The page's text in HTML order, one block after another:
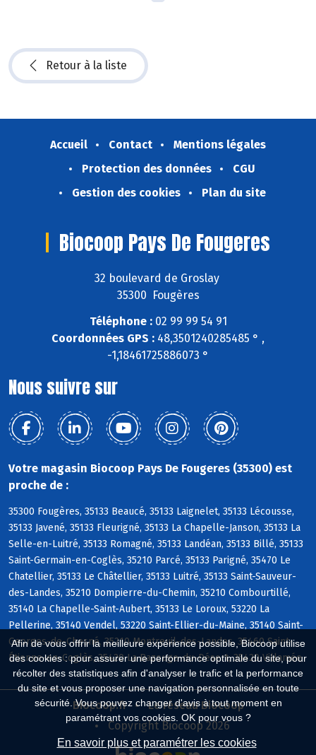
Afin de vous offrir la meilleure expérience possible, Biocoop utilise
des cookies : pour assurer une performance optimale du site, pour
récolter des statistiques afin d'analyser le trafic et la performance
du site et vous proposer une navigation personnalisée en toute
sécurité. Vous pouvez changer d'avis à tout moment en
paramétrant vos cookies. OK pour vous ?
En savoir plus et paramétrer les cookies
Retour à la liste
Accueil Contact
Mentions légales
Protection des données
CGU
Gestion des cookies
Plan du site
Biocoop Pays De Fougeres
32 boulevard de Groslay
35300 Fougères
Téléphone :02 99 99 54 91
Coordonnées GPS : 48,3501240285485 ° ,
-1,18461725886073 °
Nous suivre sur
Votre magasin Biocoop Pays De Fougeres (35300) est
proche de :
35300 Fougères, 35133 Beaucé, 35133 Laignelet, 35133 Lécousse,
35133 Javené, 35133 Fleurigné, 35133 La Chapelle-Janson, 35133 La
Selle-en-Luitré, 35133 Romagné, 35133 Landéan, 35133 Billé, 35133
Saint-Germain-en-Coglès, 35210 Parcé, 35133 Parigné, 35470 Le
Chatellier, 35133 Le Châtellier, 35133 Luitré, 35133 Saint-Sauveur-
des-Landes, 35210 Dompierre-du-Chemin, 35210 Combourtillé,
35140 La Chapelle-Saint-Aubert, 35133 Le Loroux, 53220 La
Pellerine, 35140 Vendel, 53220 Saint-Ellier-du-Maine, 35140 Saint-
Georges-de-Chesné, 35210 Montreuil-des-Landes, 35460 Saint-
Étienne-en-Coglès, 35420 La Bazouge-du-Désert, 35420 Villamée
Biocoop.fr
Le réseau Biocoop
Copyright Biocoop 2026